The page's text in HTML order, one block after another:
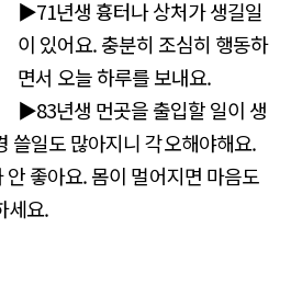
▶71년생 흉터나 상처가 생길일
이 있어요. 충분히 조심히 행동하
면서 오늘 하루를 보내요.
▶83년생 먼곳을 출입할 일이 생
쓸일도 많아지니 각오해야해요.
좋아요. 몸이 멀어지면 마음도
세요.